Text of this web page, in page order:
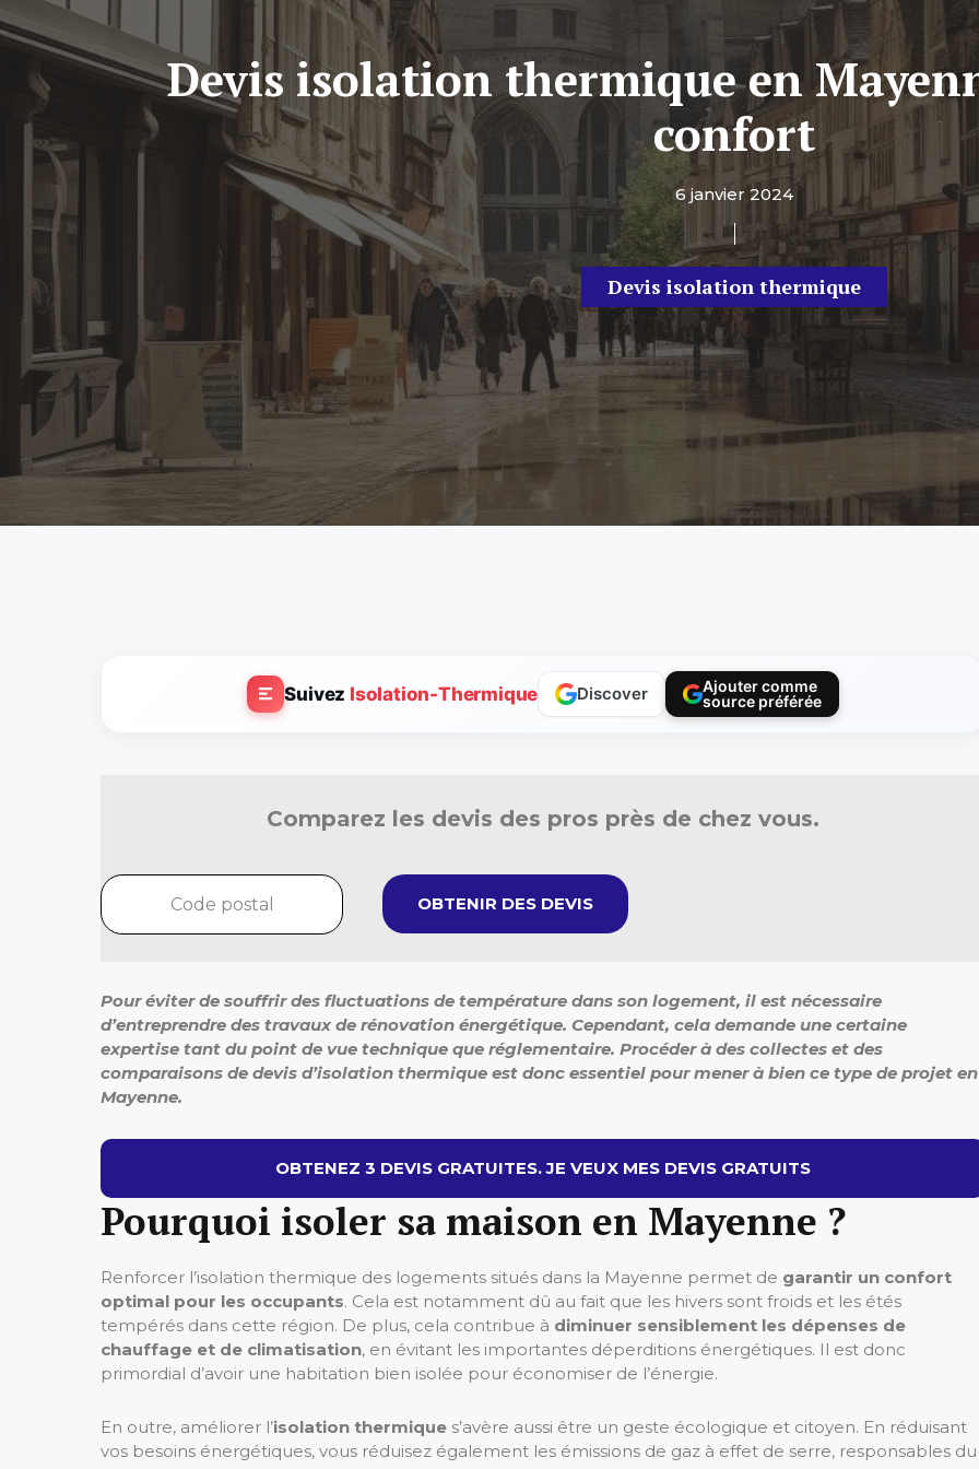
Devis isolation thermique en
confort
6 janvier 2024
Devis isolation thermique
Suivez Isolation-Thermique Discover
Ajouter comme
source préférée
Comparez les devis des pros près de chez vous.
OBTENIR DES DEVIS
Pour éviter de souffrir des fluctuations de température dans son logement, il est nécessaire
d’entreprendre des travaux de rénovation énergétique. Cependant, cela demande une certaine
expertise tant du point de vue technique que réglementaire. Procéder à des collectes et des
comparaisons de devis d’isolation thermique est donc essentiel pour mener à bien ce type de projet en
Mayenne.
OBTENEZ 3 DEVIS GRATUITES. JE VEUX MES DEVIS GRATUITS
Pourquoi isoler sa maison en Mayenne ?
Renforcer l’isolation thermique des logements situés dans la Mayenne permet de garantir un confort
optimal pour les occupants. Cela est notamment dû au fait que les hivers sont froids et les étés
tempérés dans cette région. De plus, cela contribue à diminuer sensiblement les dépenses de
chauffage et de climatisation, en évitant les importantes déperditions énergétiques. Il est donc
primordial d’avoir une habitation bien isolée pour économiser de l’énergie.
En outre, améliorer l’isolation thermique s’avère aussi être un geste écologique et citoyen. En réduisant
vos besoins énergétiques, vous réduisez également les émissions de gaz à effet de serre, responsables du